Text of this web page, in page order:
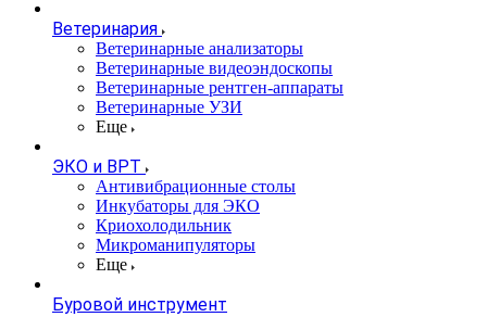
Ветеринария
Ветеринарные анализаторы
Ветеринарные видеоэндоскопы
Ветеринарные рентген-аппараты
Ветеринарные УЗИ
Еще
ЭКО и ВРТ
Антивибрационные столы
Инкубаторы для ЭКО
Криохолодильник
Микроманипуляторы
Еще
Буровой инструмент